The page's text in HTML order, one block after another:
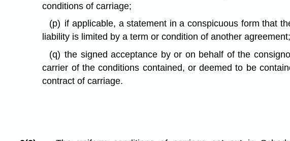
conditions of carriage;
(p) if applicable, a statement in a conspicuous form that
liability is limited by a term or condition of another
(q) the signed acceptance by or on behalf of the
carrier of the conditions contained, or deemed to be
contract of carriage.